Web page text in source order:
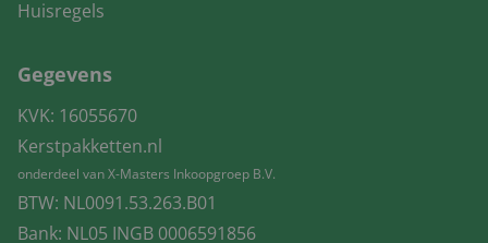
Huisregels
Gegevens
KVK: 16055670
Kerstpakketten.nl
onderdeel van X-Masters Inkoopgroep B.V.
BTW: NL0091.53.263.B01
Bank: NL05 INGB 0006591856